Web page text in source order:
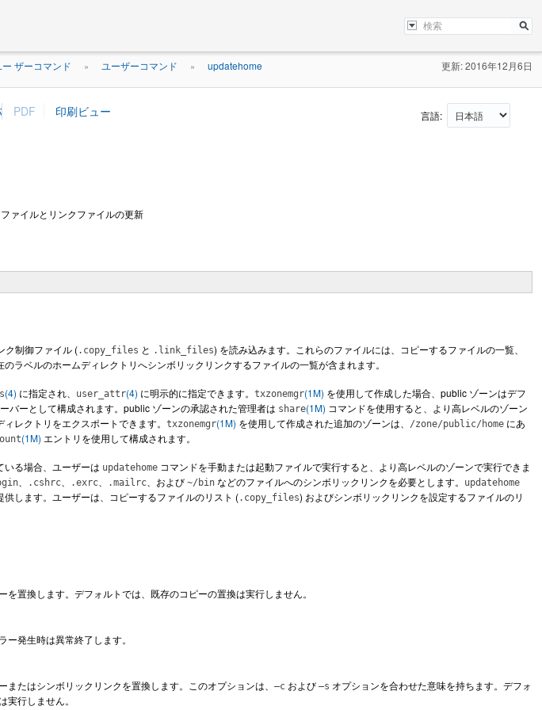
ザーコマンド » ユーザーコマンド » updatehome 更新: 2016年12月6日
言語:
ァイルとリンクファイルの更新
ク制御ファイル (.copy_files と .link_files) を読み込みます。これらのファイルには、コピーするファイルの一覧、
ラベルのホームディレクトリへシンボリックリンクするファイルの一覧が含まれます。
(4) に指定され、 user_attr(4) に明示的に指定できます。 txzonemgr(1M) を使用して作成した場合、public ゾーンはデフ
バーとして構成されます。public ゾーンの承認された管理者は share(1M) コマンドを使用すると、より高レベルのゾーン
レクトリをエクスポートできます。
txzonemgr(1M) を使用して作成された追加のゾーンは、 /zone/public/home にあ
(1M) エントリを使用して構成されます。
いる場合、ユーザーは updatehome コマンドを手動または起動ファイルで実行すると、より高レベルのゾーンで実行できま
.cshrc .exrc .mailrc 、および ~/bin などのファイルへのシンボリックリンクを必要とします。 updatehome
します。ユーザーは、コピーするファイルのリスト (.copy_files) およびシンボリックリンクを設定するファイルのリ
置換します。デフォルトでは、既存のコピーの置換は実行しません。
発生時は異常終了します。
たはシンボリックリンクを置換します。このオプションは、 –c および –s オプションを合わせた意味を持ちます。デフォ
行しません。